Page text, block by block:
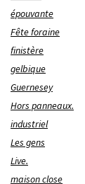
épouvante
Fête foraine
finistère
gelbique
Guernesey
Hors panneaux.
industriel
Les gens
Live.
maison close